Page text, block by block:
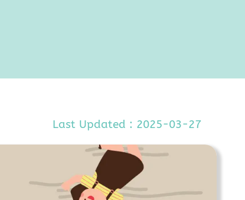
Last Updated : 2025-03-27